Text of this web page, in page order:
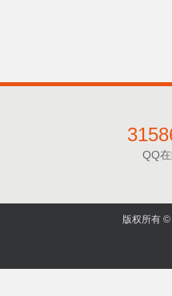
QQ
版权所有